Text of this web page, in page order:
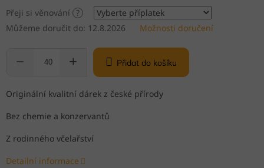
Přeji si věnování ?
Můžeme doručit do: 12.8.2026 Možnosti doručení
Přidat do košíku
Originální kvalitní dárek z české přírody
Bez chemie a konzervantů
Z rodinného včelařství
Detailní informace